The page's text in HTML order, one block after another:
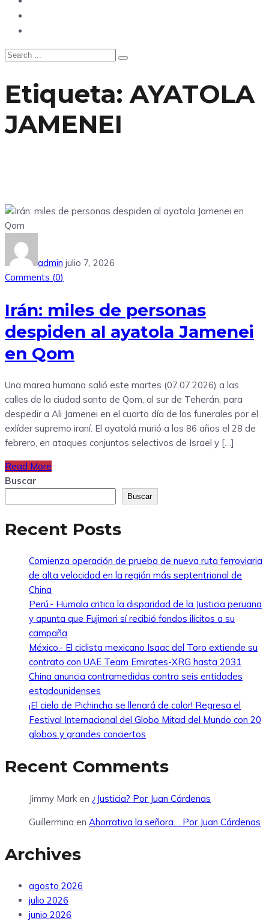
Etiqueta:AYATOLA
JAMENEI
admin julio 7, 2026
Comments (0)
Irán: miles de personas
despiden al ayatola Jamenei
en Qom
Una marea humana salió este martes (07.07.2026) a las
calles de la ciudad santa de Qom, al sur de Teherán, para
despedir a Ali Jamenei en el cuarto día de los funerales por el
exlíder supremo iraní. El ayatolá murió a los 86 años el 28 de
febrero, en ataques conjuntos selectivos de Israel y […]
Read More
Buscar
Buscar
Recent Posts
Comienza operación de prueba de nueva ruta ferroviaria
de alta velocidad en la región más septentrional de
China
Perú.- Humala critica la disparidad de la Justicia peruana
y apunta que Fujimori sí recibió fondos ilícitos a su
campaña
México.- El ciclista mexicano Isaac del Toro extiende su
contrato con UAE Team Emirates-XRG hasta 2031
China anuncia contramedidas contra seis entidades
estadounidenses
¡El cielo de Pichincha se llenará de color! Regresa el
Festival Internacional del Globo Mitad del Mundo con 20
globos y grandes conciertos
Recent Comments
Jimmy Mark en ¿Justicia? Por Juan Cárdenas
Guillermina en Ahorrativa la señora… Por Juan Cárdenas
Archives
agosto 2026
julio 2026
junio 2026